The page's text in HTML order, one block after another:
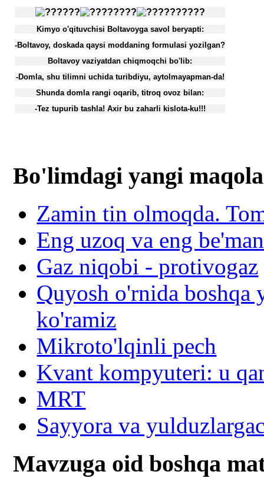
Kimyo o'qituvchisi Boltavoyga savol beryapti:
-Boltavoy, doskada qaysi moddaning formulasi yozilgan?
Boltavoy vaziyatdan chiqmoqchi bo'lib:
-Domla, shu tilimni uchida turibdiyu, aytolmayapman-da!
Shunda domla rangi oqarib, titroq ovoz bilan:
-Tez tupurib tashla! Axir bu zaharli kislota-ku!!!
Bo'limdagi yangi
Zamin tin olmoqda.
Eng uzoq va eng
Gaz niqobi - protivogaz
Quyosh o'rnida
ko'ramiz
Mikroto'lqinli pech
Kvant kompyuteri: u
MRT
Sayyora va
Mavzuga oid boshqa